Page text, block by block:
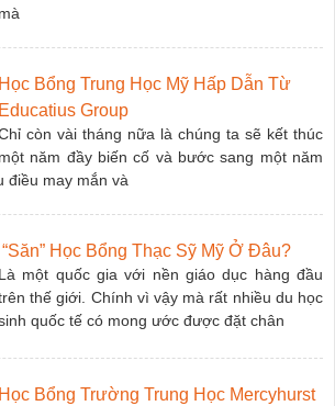
mà
Học Bổng Trung Học Mỹ Hấp Dẫn Từ
Educatius Group
còn vài tháng nữa là chúng ta sẽ kết thúc
một năm đầy biến cố và bước sang một năm
điều may mắn và
“Săn” Học Bổng Thạc Sỹ Mỹ Ở Đâu?
Là một quốc gia với nền giáo dục hàng đầu
thế giới. Chính vì vậy mà rất nhiều du học
quốc tế có mong ước được đặt chân
Học Bổng Trường Trung Học Mercyhurst